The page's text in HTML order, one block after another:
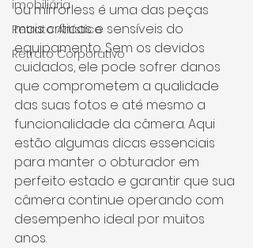
imobiliária
Retrato Artístico
Retrato Corporativo
ou mirrorless é uma das peças
mais críticas e sensíveis do
equipamento. Sem os devidos
cuidados, ele pode sofrer danos
que comprometem a qualidade
das suas fotos e até mesmo a
funcionalidade da câmera. Aqui
estão algumas dicas essenciais
para manter o obturador em
perfeito estado e garantir que sua
câmera continue operando com
desempenho ideal por muitos
anos.